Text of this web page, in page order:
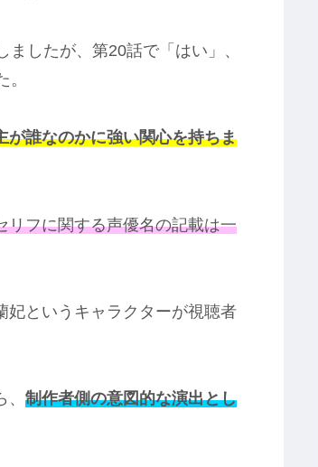
したが、第20話で「はい」、
が誰なのかに強い関心を持ちま
リフに関する声優名の記載は一
妃というキャラクターが視聴者
制作者側の意図的な演出とし